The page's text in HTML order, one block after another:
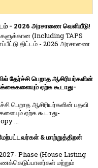
- 2026 அரசாணை வெளியீடு!
(Including TAPS
திட்டம் - 2026 அரசாணை
தேர்ச்சி பெறாத ஆசிரியர்களின்
ஏற்க கூடாது-
பெறாத ஆசிரியர்களின் பதவி
ஏற்க கூடாது-
...
& மாற்றுத்திறன்
Phase (House Listing
மற்றும்